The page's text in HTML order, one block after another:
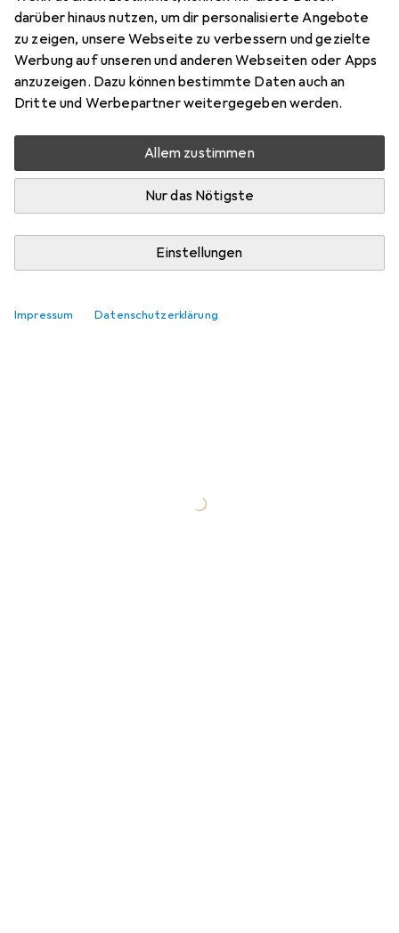
darüber hinaus nutzen, um dir personalisierte Angebote
zu zeigen, unsere Webseite zu verbessern und gezielte
Werbung auf unseren und anderen Webseiten oder Apps
anzuzeigen. Dazu können bestimmte Daten auch an
Dritte und Werbepartner weitergegeben werden.
Allem zustimmen
Nur das Nötigste
Einstellungen
Impressum Datenschutzerklärung